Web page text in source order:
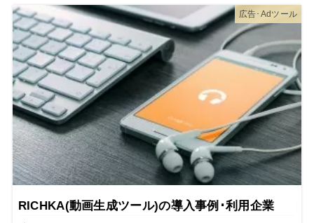
広告･Adツール
RICHKA(動画生成ツール)の導入事例･利用企業